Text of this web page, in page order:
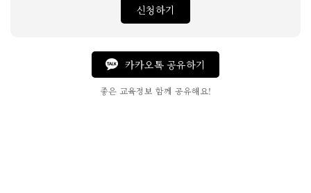
신청하기
카카오톡 공유하기
좋은 교육정보 함께 공유해요!